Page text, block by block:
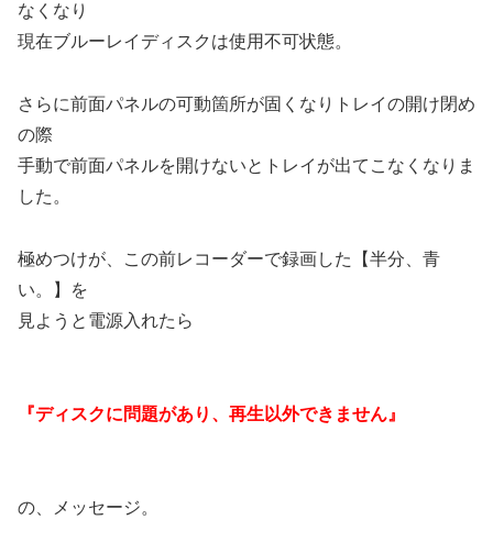
なくなり
現在ブルーレイディスクは使用不可状態。
さらに前面パネルの可動箇所が固くなりトレイの開け閉め
の際
手動で前面パネルを開けないとトレイが出てこなくなりま
した。
極めつけが、この前レコーダーで録画した【半分、青
い。】を
見ようと電源入れたら
『ディスクに問題があり、再生以外できません』
の、メッセージ。